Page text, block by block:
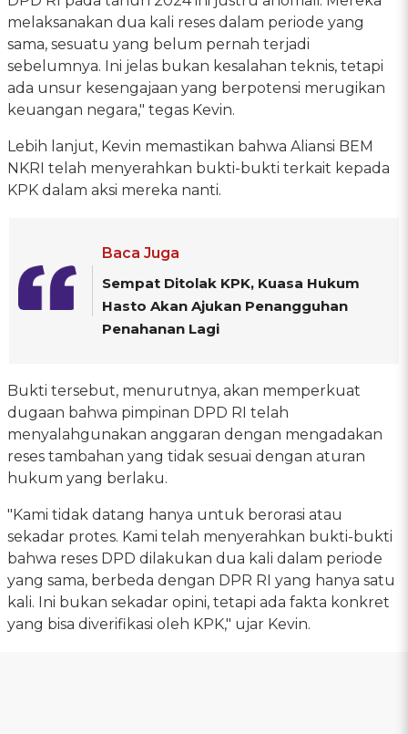
melaksanakan dua kali reses dalam periode yang
sama, sesuatu yang belum pernah terjadi
sebelumnya. Ini jelas bukan kesalahan teknis, tetapi
ada unsur kesengajaan yang berpotensi merugikan
keuangan negara," tegas Kevin.
Lebih lanjut, Kevin memastikan bahwa Aliansi BEM
NKRI telah menyerahkan bukti-bukti terkait kepada
KPK dalam aksi mereka nanti.
Baca Juga
Sempat Ditolak KPK, Kuasa Hukum
Hasto Akan Ajukan Penangguhan
Penahanan Lagi
Bukti tersebut, menurutnya, akan memperkuat
dugaan bahwa pimpinan DPD RI telah
menyalahgunakan anggaran dengan mengadakan
reses tambahan yang tidak sesuai dengan aturan
hukum yang berlaku.
"Kami tidak datang hanya untuk berorasi atau
sekadar protes. Kami telah menyerahkan bukti-bukti
bahwa reses DPD dilakukan dua kali dalam periode
yang sama, berbeda dengan DPR RI yang hanya satu
kali. Ini bukan sekadar opini, tetapi ada fakta konkret
yang bisa diverifikasi oleh KPK," ujar Kevin.